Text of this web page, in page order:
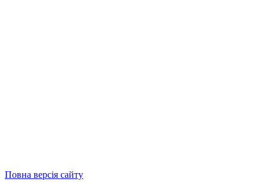
Повна версія сайту